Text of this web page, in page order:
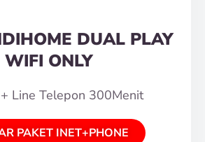
DUAL PLAY
WIFI ONLY
Line Telepon 300Menit
PAKET INET+PHONE